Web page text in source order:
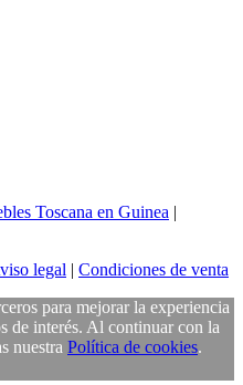
Toscana en Guinea |
legal | Condiciones de venta
para mejorar la experiencia
de interés. Al continuar con la
nuestra Política de cookies.